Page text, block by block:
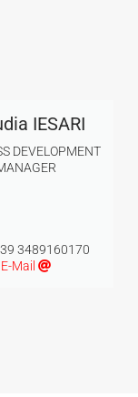
IESARI
DEVELOPMENT
3489160170
E-Mail